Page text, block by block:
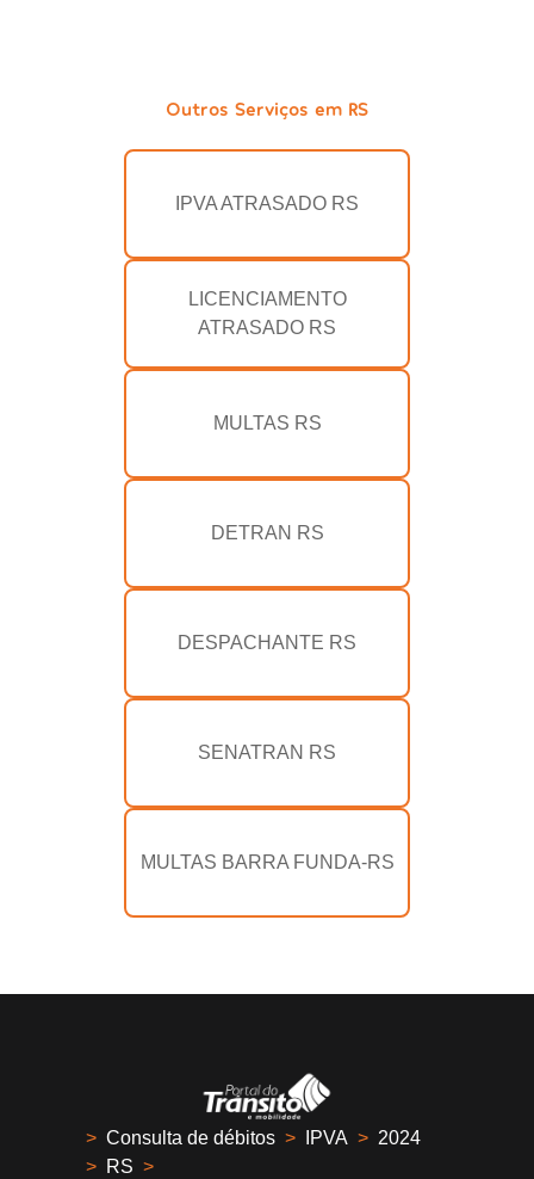
Outros Serviços em RS
IPVA ATRASADO RS
LICENCIAMENTO
ATRASADO RS
MULTAS RS
DETRAN RS
DESPACHANTE RS
SENATRAN RS
MULTAS BARRA FUNDA-RS
> Consulta de débitos > IPVA > 2024
> RS >